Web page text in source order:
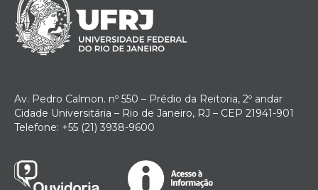
Av. Pedro Calmon. nº 550 – Prédio da Reitoria, 2º andar
Cidade Universitária – Rio de Janeiro, RJ – CEP 21941-901
Telefone: +55 (21) 3938-9600